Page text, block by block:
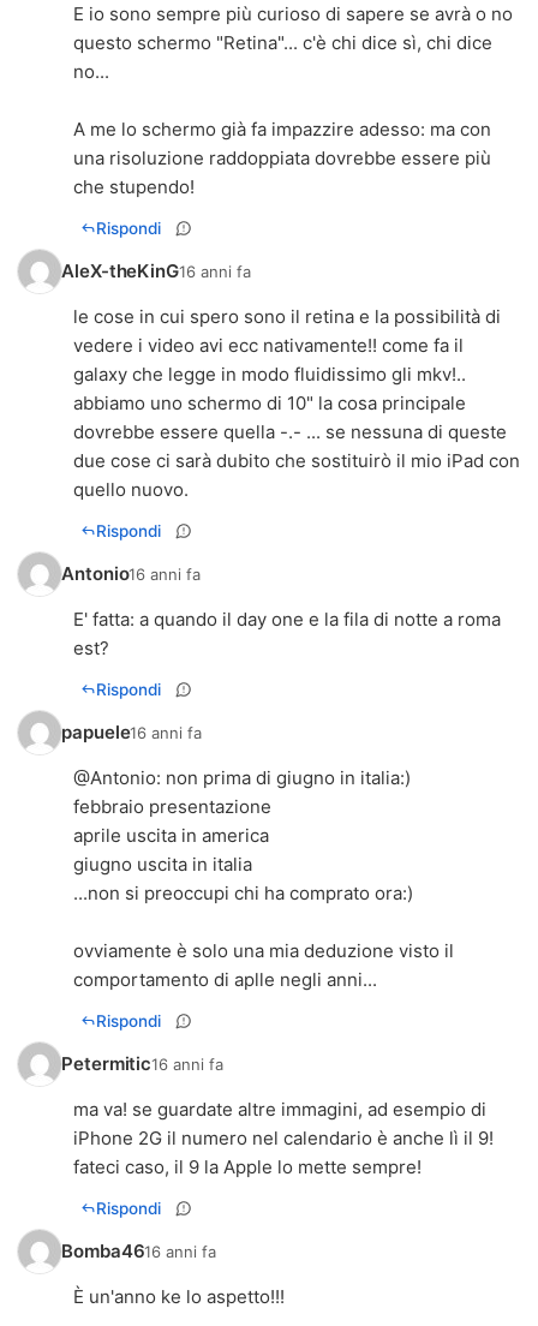
E io sono sempre più curioso di sapere se avrà o no
questo schermo "Retina"... c'è chi dice sì, chi dice
no...
A me lo schermo già fa impazzire adesso: ma con
una risoluzione raddoppiata dovrebbe essere più
che stupendo!
Rispondi
AleX-theKinG16 anni fa
le cose in cui spero sono il retina e la possibilità di
vedere i video avi ecc nativamente!! come fa il
galaxy che legge in modo fluidissimo gli mkv!..
abbiamo uno schermo di 10" la cosa principale
dovrebbe essere quella -.- ... se nessuna di queste
due cose ci sarà dubito che sostituirò il mio iPad con
quello nuovo.
Rispondi
Antonio16 anni fa
E' fatta: a quando il day one e la fila di notte a roma
est?
Rispondi
papuele16 anni fa
@Antonio: non prima di giugno in italia:)
febbraio presentazione
aprile uscita in america
giugno uscita in italia
...non si preoccupi chi ha comprato ora:)
ovviamente è solo una mia deduzione visto il
comportamento di aplle negli anni...
Rispondi
Petermitic16 anni fa
ma va! se guardate altre immagini, ad esempio di
iPhone 2G il numero nel calendario è anche lì il 9!
fateci caso, il 9 la Apple lo mette sempre!
Rispondi
Bomba4616 anni fa
È un'anno ke lo aspetto!!!